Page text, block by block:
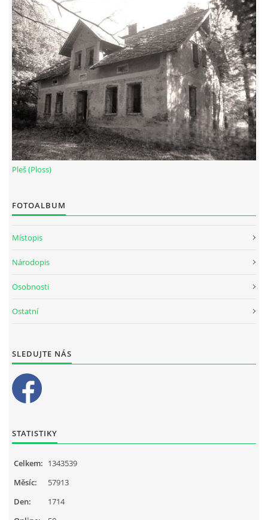
Pleš (Ploss)
FOTOALBUM
Místopis
Národopis
Osobnosti
Ostatní
SLEDUJTE NÁS
STATISTIKY
Celkem: 1343539
Měsíc:
57913
Den:
1714